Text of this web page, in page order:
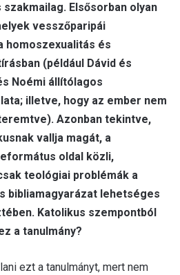
Elsősorban olyan
vesszőparipái
homoszexualitás és
(például Dávid és
Noémi állítólagos
illetve, hogy az ember nem
Azonban tekintve,
vallja magát, a
oldal közli,
teológiai problémák a
bibliamagyarázat lehetséges
Katolikus szempontból
a tanulmány?
ezt a tanulmányt, mert nem